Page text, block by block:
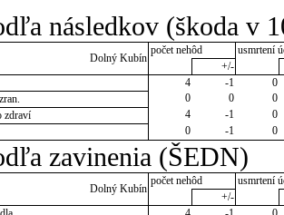
následkov (škoda v
Dolný Kubín
počet nehôd
usmrtení
+/-
4 -1
0
0 0
0
zdraví
4 -1
0
0 -1 0
zavinenia (ŠEDN)
Dolný Kubín
počet nehôd
usmrtení
+/-